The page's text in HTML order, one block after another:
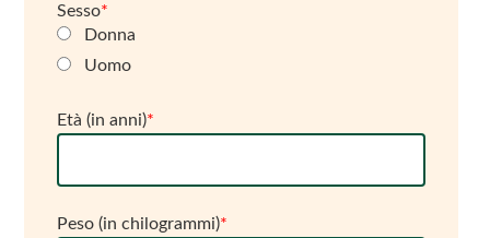
Sesso*
Donna
Uomo
Età (in anni)*
Peso (in chilogrammi)*